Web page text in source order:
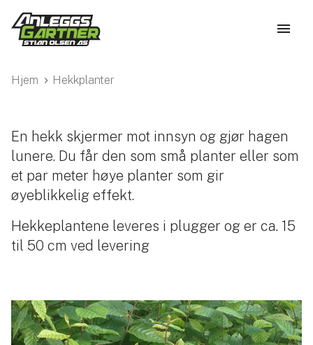
Hjem Hekkplanter
En hekk skjermer mot innsyn og gjør hagen
lunere. Du får den som små planter eller som
et par meter høye planter som gir
øyeblikkelig effekt.
Hekkeplantene leveres i plugger og er ca. 15
til 50 cm ved levering